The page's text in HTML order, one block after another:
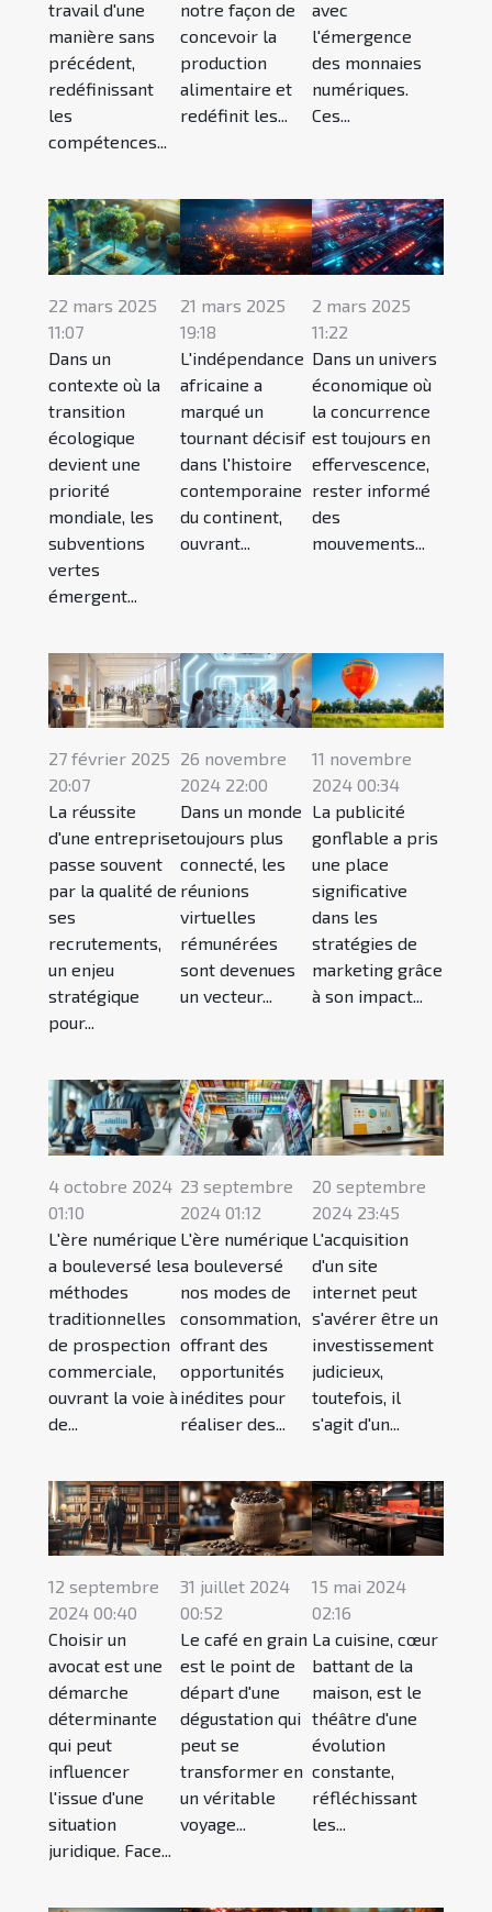
travail d'une
manière sans
précédent,
redéfinissant
les
compétences...
notre façon de
concevoir la
production
alimentaire et
redéfinit les...
avec
l'émergence
des monnaies
numériques.
Ces...
22 mars 2025
11:07
Dans un
contexte où la
transition
écologique
devient une
priorité
mondiale, les
subventions
vertes
émergent...
21 mars 2025
19:18
L'indépendance
africaine a
marqué un
tournant décisif
dans l'histoire
contemporaine
du continent,
ouvrant...
2 mars 2025
11:22
Dans un univers
économique où
la concurrence
est toujours en
effervescence,
rester informé
des
mouvements...
27 février 2025
20:07
La réussite
d'une entreprise
passe souvent
par la qualité de
ses
recrutements,
un enjeu
stratégique
pour...
26 novembre
2024 22:00
Dans un monde
toujours plus
connecté, les
réunions
virtuelles
rémunérées
sont devenues
un vecteur...
11 novembre
2024 00:34
La publicité
gonflable a pris
une place
significative
dans les
stratégies de
marketing grâce
à son impact...
4 octobre 2024
01:10
L'ère numérique
a bouleversé les
méthodes
traditionnelles
de prospection
commerciale,
ouvrant la voie à
de...
23 septembre
2024 01:12
L'ère numérique
a bouleversé
nos modes de
consommation,
offrant des
opportunités
inédites pour
réaliser des...
20 septembre
2024 23:45
L'acquisition
d'un site
internet peut
s'avérer être un
investissement
judicieux,
toutefois, il
s'agit d'un...
12 septembre
2024 00:40
Choisir un
avocat est une
démarche
déterminante
qui peut
influencer
l'issue d'une
situation
juridique. Face...
31 juillet 2024
00:52
Le café en grain
est le point de
départ d'une
dégustation qui
peut se
transformer en
un véritable
voyage...
15 mai 2024
02:16
La cuisine, cœur
battant de la
maison, est le
théâtre d'une
évolution
constante,
réfléchissant
les...